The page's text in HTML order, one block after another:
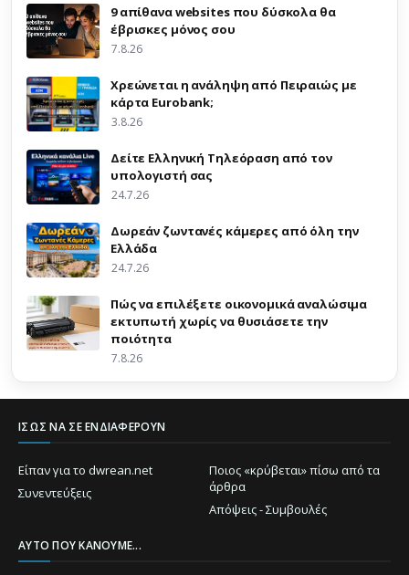
9 απίθανα websites που δύσκολα θα
έβρισκες μόνος σου
7.8.26
Χρεώνεται η ανάληψη από Πειραιώς με
κάρτα Eurobank;
3.8.26
Δείτε Ελληνική Τηλεόραση από τον
υπολογιστή σας
24.7.26
Δωρεάν ζωντανές κάμερες από όλη την
Ελλάδα
24.7.26
Πώς να επιλέξετε οικονομικά αναλώσιμα
εκτυπωτή χωρίς να θυσιάσετε την
ποιότητα
7.8.26
ΊΣΩΣ ΝΑ ΣΕ ΕΝΔΙΑΦΈΡΟΥΝ
Είπαν για το dwrean.net
Ποιος «κρύβεται» πίσω από τα
άρθρα
Συνεντεύξεις
Απόψεις - Συμβουλές
ΑΥΤΌ ΠΟΥ ΚΆΝΟΥΜΕ...